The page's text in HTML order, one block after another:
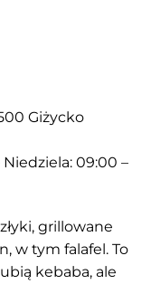
Giżycko
Niedziela: 09:00 –
grillowane
w tym falafel. To
kebaba, ale